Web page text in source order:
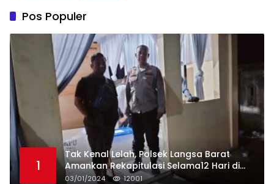
Pos Populer
1
Tak Kenal Lelah, Polsek Langsa Barat
Amankan Rekapitulasi Selama12 Hari di
Kecamatan Baro
03/01/2024 12001